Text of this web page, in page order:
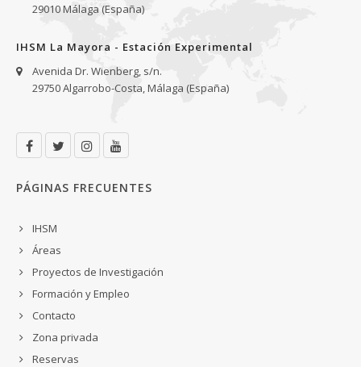
29010 Málaga (España)
IHSM La Mayora - Estación Experimental
Avenida Dr. Wienberg, s/n.
29750 Algarrobo-Costa, Málaga (España)
PÁGINAS FRECUENTES
IHSM
Áreas
Proyectos de Investigación
Formación y Empleo
Contacto
Zona privada
Reservas